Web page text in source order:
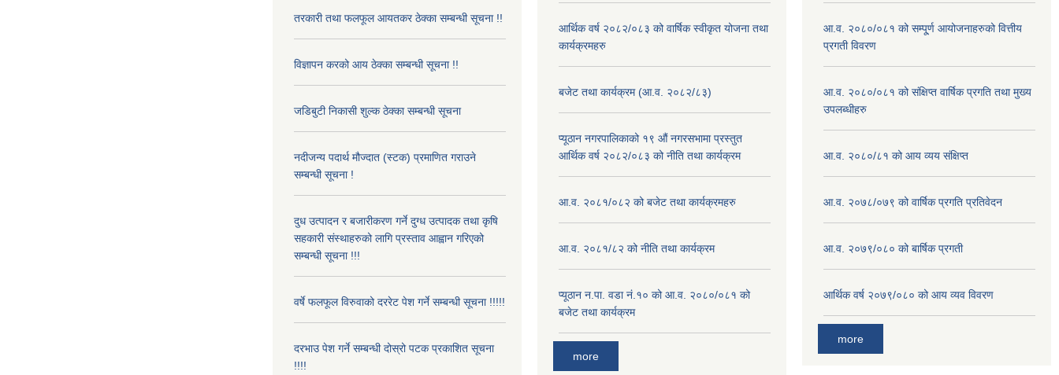
तरकारी तथा फलफूल आयतकर ठेक्का सम्बन्धी सूचना !!
विज्ञापन करको आय ठेक्का सम्बन्धी सूचना !!
जडिबुटी निकासी शुल्क ठेक्का सम्बन्धी सूचना
नदीजन्य पदार्थ मौज्दात (स्टक) प्रमाणित गराउने
सम्बन्धी सूचना !
दुध उत्पादन र बजारीकरण गर्ने दुग्ध उत्पादक तथा कृषि
सहकारी संस्थाहरुको लागि प्रस्ताव आह्वान गरिएको
सम्बन्धी सूचना !!!
वर्षे फलफूल विरुवाको दररेट पेश गर्ने सम्बन्धी सूचना !!!!!
दरभाउ पेश गर्ने सम्बन्धी दोस्रो पटक प्रकाशित सूचना
!!!!
आर्थिक वर्ष २०८२/०८३ को वार्षिक स्वीकृत योजना तथा
कार्यक्रमहरु
बजेट तथा कार्यक्रम (आ.व. २०८२/८३)
प्यूठान नगरपालिकाको १९ औं नगरसभामा प्रस्तुत
आर्थिक वर्ष २०८२/०८३ को नीति तथा कार्यक्रम
आ.व. २०८१/०८२ को बजेट तथा कार्यक्रमहरु
आ.व. २०८१/८२ को नीति तथा कार्यक्रम
प्यूठान न.पा. वडा नं.१० को आ.व. २०८०/०८१ को
बजेट तथा कार्यक्रम
more
आ.व. २०८०/०८१ को सम्पू्र्ण आयोजनाहरुको वित्तीय
प्रगती विवरण
आ.व. २०८०/०८१ को संक्षिप्त वार्षिक प्रगति तथा मुख्य
उपलब्धीहरु
आ.व. २०८०/८१ को आय व्यय संक्षिप्त
आ.व. २०७८/०७९ को वार्षिक प्रगति प्रतिवेदन
आ.व. २०७९/०८० को बार्षिक प्रगती
आर्थिक वर्ष २०७९/०८० को आय व्यव विवरण
more